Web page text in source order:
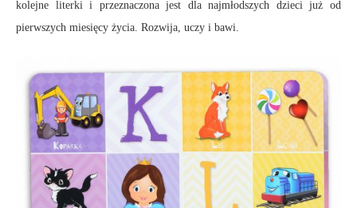
kolejne literki i przeznaczona jest dla najmłodszych dzieci już od
pierwszych miesięcy życia. Rozwija, uczy i bawi.